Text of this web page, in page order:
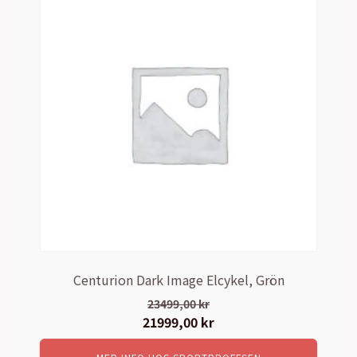
Centurion Dark Image Elcykel, Grön
23499,00kr
Det
ursprungliga
21999,00 kr
nuvarande